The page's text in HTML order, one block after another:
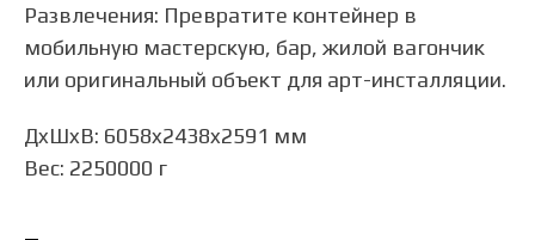
Развлечения: Превратите контейнер в
мобильную мастерскую, бар, жилой вагончик
или оригинальный объект для арт-инсталляции.
ДxШxВ: 6058x2438x2591 мм
Вес: 2250000 г